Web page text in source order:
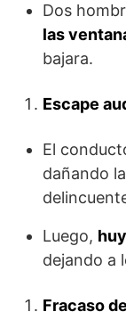
Dos
las
bajara.
Escape
El
dañando
Luego,
dejando a
Fracaso